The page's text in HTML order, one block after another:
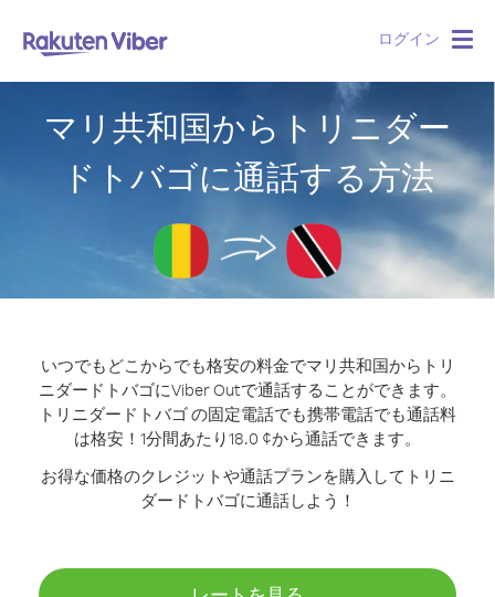
ログイン
マリ共和国からトリニダー
ドトバゴに通話する方法
いつでもどこからでも格安の料金でマリ共和国からトリ
ニダードトバゴにViber Outで通話することができます。
トリニダードトバゴ の固定電話でも携帯電話でも通話料
は格安！1分間あたり18.0 ¢から通話できます。
お得な価格のクレジットや通話プランを購入してトリニ
ダードトバゴに通話しよう！